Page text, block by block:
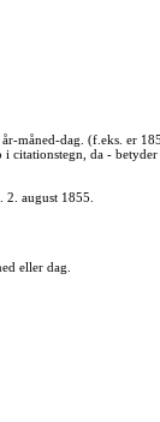
måned-dag. (f.eks. er
citationstegn, da -
august 1855.
eller dag.